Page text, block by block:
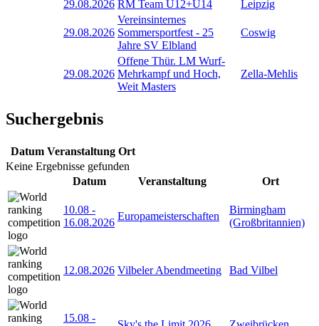
29.08.2026 RM Team U12+U14 Leipzig
29.08.2026
Vereinsinternes
Sommersportfest - 25
Jahre SV Elbland
Coswig
29.08.2026
Offene Thür. LM Wurf-
Mehrkampf und Hoch,
Weit Masters
Zella-Mehlis
Suchergebnis
Datum Veranstaltung Ort
Keine Ergebnisse gefunden
Datum
Veranstaltung Ort
10.08 -
16.08.2026
Europameisterschaften
Birmingham
(Großbritannien)
12.08.2026 Vilbeler Abendmeeting Bad Vilbel
15.08 -